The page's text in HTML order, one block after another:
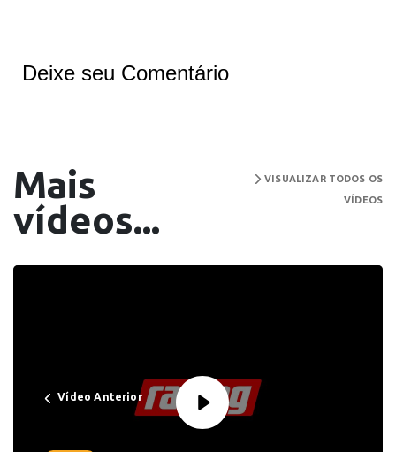
Deixe seu Comentário
Mais
vídeos...
VISUALIZAR TODOS OS
VÍDEOS
Vídeo Anterior